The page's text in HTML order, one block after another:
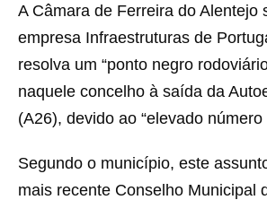
A Câmara de Ferreira do Alentejo
empresa Infraestruturas de
resolva um “ponto negro
naquele concelho à saída da
(A26), devido ao “elevado número
Segundo o município, este
mais recente Conselho Municipal